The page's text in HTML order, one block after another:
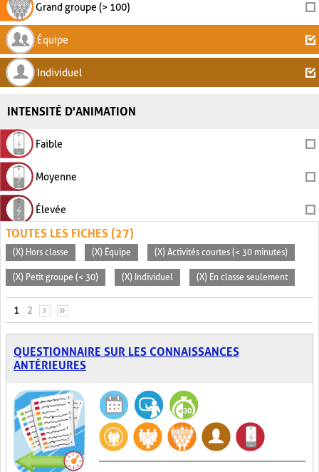
Grand groupe (> 100)
Équipe
Individuel
INTENSITÉ D'ANIMATION
Faible
Moyenne
Élevée
TOUTES LES FICHES (27)
(X) Hors classe (X) Équipe (X) Activités courtes (< 30 minutes)
(X) Petit groupe (< 30) (X) Individuel (X) En classe seulement
PAGES
1 2 › »
QUESTIONNAIRE SUR LES CONNAISSANCES
ANTÉRIEURES